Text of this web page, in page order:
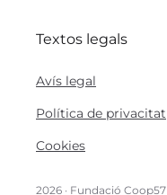
Textos legals
Avís legal
Política de privacitat
Cookies
2026 · Fundació Coop57